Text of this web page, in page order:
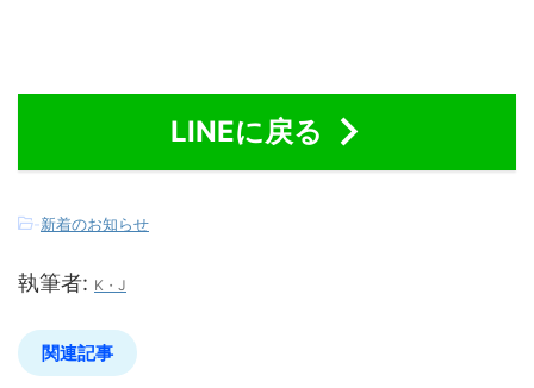
LINEに戻る
-新着のお知らせ
執筆者: K・J
関連記事